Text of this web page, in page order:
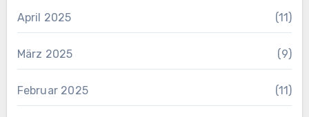
April 2025 (11)
März 2025 (9)
Februar 2025 (11)